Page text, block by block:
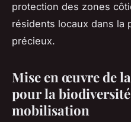
protection des zones
résidents locaux dans la
précieux.
Mise en œuvre de
pour la
mobilisation